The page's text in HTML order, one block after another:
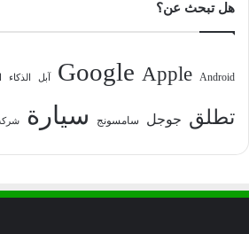
هل تبحث عن؟
Android
Apple
Google آبل الذكاء
تطلق جوجل سامسونج سيارة